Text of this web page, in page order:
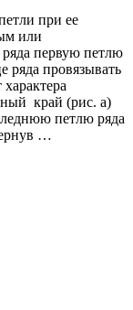
при ее
или
ряда первую петлю
ряда провязывать
край (рис. а)
петлю ряда
…